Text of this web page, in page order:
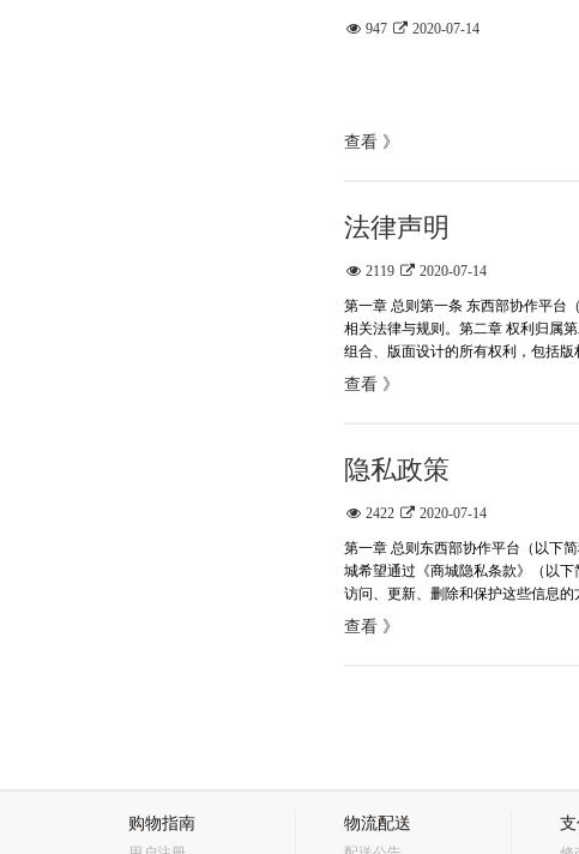
947 2020-07-14
查看 》
法律声明
2119 2020-07-14
第一章 总则第一条 东西部协作平台
相关法律与规则。第二章 权利归属
组合、版面设计的所有权利，包括
查看 》
隐私政策
2422 2020-07-14
第一章 总则东西部协作平台（以下
城希望通过《商城隐私条款》（以
访问、更新、删除和保护这些信息
查看 》
购物指南 物流配送